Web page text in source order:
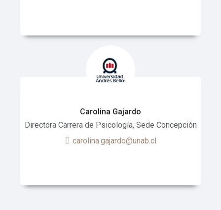
Carolina Gajardo
Directora Carrera de Psicología, Sede Concepción
carolina.gajardo@unab.cl